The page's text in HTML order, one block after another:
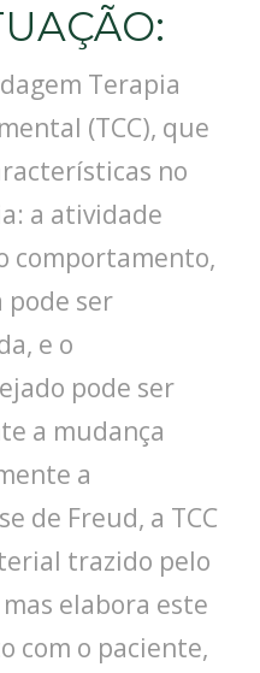
Terapia
(TCC), que
no
a atividade
comportamento,
pode ser
e o
pode ser
a mudança
a
de Freud, a TCC
trazido pelo
elabora este
com o paciente,